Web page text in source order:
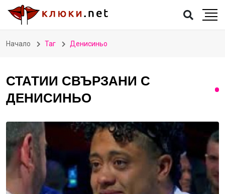
Начало Таг Денисиньо
СТАТИИ СВЪРЗАНИ С
ДЕНИСИНЬО